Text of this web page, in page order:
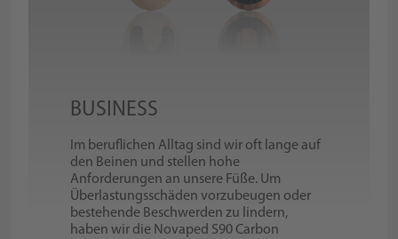
BUSINESS
Im beruflichen Alltag sind wir oft lange auf
den Beinen und stellen hohe
Anforderungen an unsere Füße. Um
Überlastungsschäden vorzubeugen oder
bestehende Beschwerden zu lindern,
haben wir die Novaped S90 Carbon